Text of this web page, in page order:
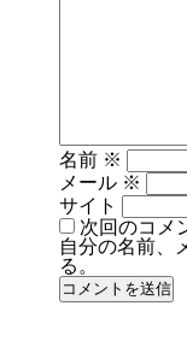
名前 ※
メール ※
サイト
次回のコメ
自分の名前、
る。